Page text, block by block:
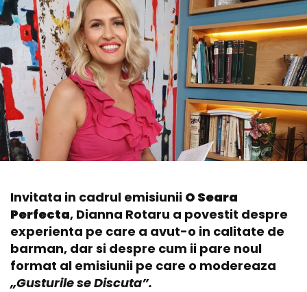
Invitata in cadrul emisiunii O Seara
Perfecta, Dianna Rotaru a povestit despre
experienta pe care a avut-o in calitate de
barman, dar si despre cum ii pare noul
format al emisiunii pe care o modereaza
„Gusturile se Discuta”.